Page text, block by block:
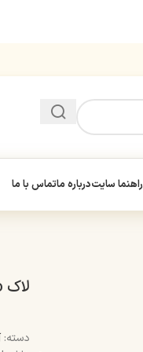
راهنما سایتدرباره ماتماس با ما
لاک yojo آوایی کد 112
دسته: